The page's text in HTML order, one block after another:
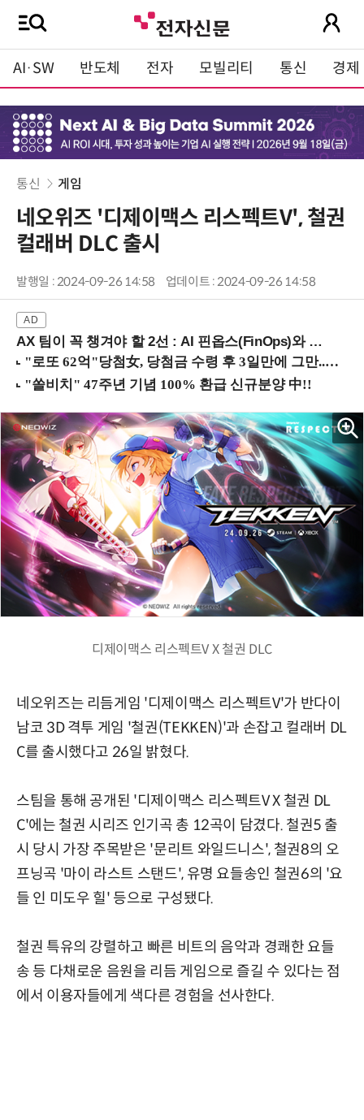
AI·SW 반도체 전자 모빌리티 통신 경제
통신 게임
네오위즈 '디제이맥스 리스펙트V', 철권
컬래버 DLC 출시
발행일 : 2024-09-26 14:58 업데이트 : 2024-09-26 14:58
AX 팀이 꼭 챙겨야 할 2선 : AI 핀옵스(FinOps)와 토큰 거버넌스 (8/21 잠실역)
디제이맥스 리스펙트V X 철권 DLC
네오위즈는 리듬게임 '디제이맥스 리스펙트V'가 반다이
남코 3D 격투 게임 '철권(TEKKEN)'과 손잡고 컬래버 DL
C를 출시했다고 26일 밝혔다.
스팀을 통해 공개된 '디제이맥스 리스펙트V X 철권 DL
C'에는 철권 시리즈 인기곡 총 12곡이 담겼다. 철권5 출
시 당시 가장 주목받은 '문리트 와일드니스', 철권8의 오
프닝곡 '마이 라스트 스탠드', 유명 요들송인 철권6의 '요
들 인 미도우 힐' 등으로 구성됐다.
철권 특유의 강렬하고 빠른 비트의 음악과 경쾌한 요들
송 등 다채로운 음원을 리듬 게임으로 즐길 수 있다는 점
에서 이용자들에게 색다른 경험을 선사한다.